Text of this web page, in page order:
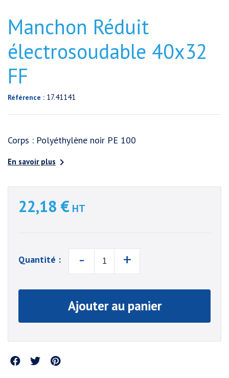
Manchon Réduit
électrosoudable 40x32
FF
Référence : 17.41141
Corps : Polyéthylène noir PE 100
En savoir plus 
22,18 € HT
Quantité : - +
Ajouter au panier
Partager